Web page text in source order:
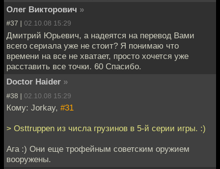
Олег Викторович »
#37 | 02.10.08 15:29
Дмитрий Юрьевич, а надеятся на перевод Вами
всего сериала уже не стоит? Я понимаю что
времени на все не хватает, просто хочется уже
расставить все точки. 60 Спасибо.
Doctor Haider »
#38 | 02.10.08 15:29
Кому: Jorkay, #31
> Osttruppen из числа грузинов в 5-й серии игры. :)
Ага :) Они еще трофейным советским оружием
вооружены.